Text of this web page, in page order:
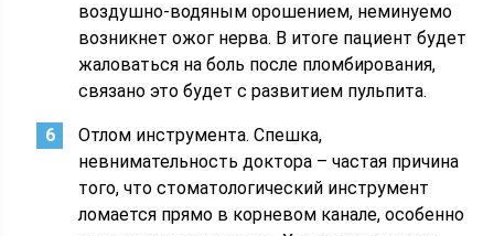
воздушно-водяным орошением, неминуемо
возникнет ожог нерва. В итоге пациент будет
жаловаться на боль после пломбирования,
связано это будет с развитием пульпита.
Отлом инструмента. Спешка,
невнимательность доктора – частая причина
того, что стоматологический инструмент
ломается прямо в корневом канале, особенно